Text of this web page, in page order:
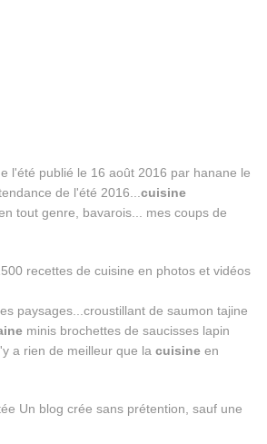
l'été publié le 16 août 2016 par hanane le
de l'été 2016... cuisine
tout genre, bavarois... mes coups de
paysages...croustillant de saumon tajine
minis brochettes de saucisses lapin
a rien de meilleur que la cuisineen